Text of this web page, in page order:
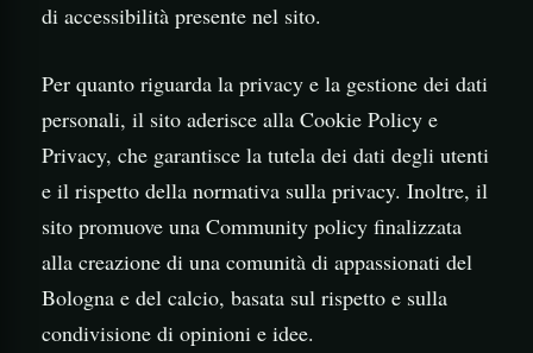
di accessibilità presente nel sito.
Per quanto riguarda la privacy e la gestione dei dati
personali, il sito aderisce alla Cookie Policy e
Privacy, che garantisce la tutela dei dati degli utenti
e il rispetto della normativa sulla privacy. Inoltre, il
sito promuove una Community policy finalizzata
alla creazione di una comunità di appassionati del
Bologna e del calcio, basata sul rispetto e sulla
condivisione di opinioni e idee.